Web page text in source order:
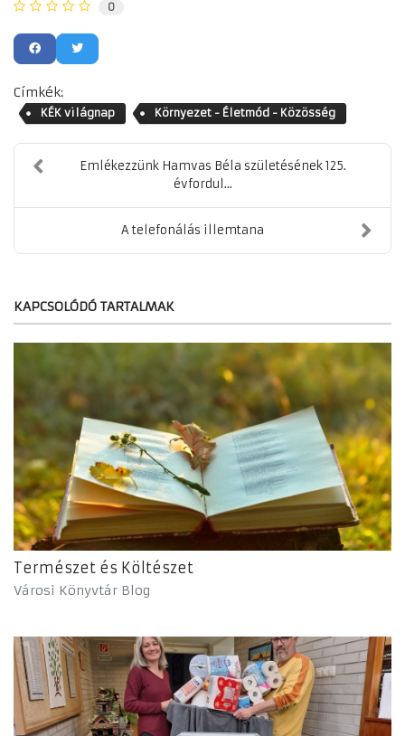
0
Címkék:
KÉK világnap Környezet - Életmód - Közösség
Emlékezzünk Hamvas Béla születésének 125.
évfordul...
A telefonálás illemtana
KAPCSOLÓDÓ TARTALMAK
Természet és Költészet
Városi Könyvtár Blog